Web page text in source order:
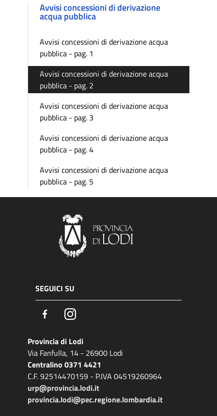
Avvisi concessioni di derivazione
acqua pubblica
Avvisi concessioni di derivazione acqua
pubblica - pag. 1
Avvisi concessioni di derivazione acqua
pubblica - pag. 2
Avvisi concessioni di derivazione acqua
pubblica - pag. 3
Avvisi concessioni di derivazione acqua
pubblica - pag. 4
Avvisi concessioni di derivazione acqua
pubblica - pag. 5
SEGUICI SU
FacebookInstagram
Provincia di Lodi
Via Fanfulla, 14 - 26900 Lodi
Centralino 0371 4421
C.F. 92514470159 - P.IVA 04519260964
urp@provincia.lodi.it
provincia.lodi@pec.regione.lombardia.it